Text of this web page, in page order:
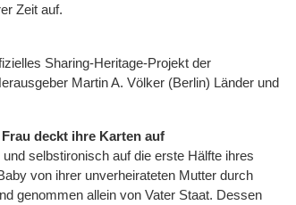
Zeit auf.
Sharing-Heritage-Projekt der
Martin A. Völker (Berlin) Länder und
deckt ihre Karten auf
selbstironisch auf die erste Hälfte ihres
von ihrer unverheirateten Mutter durch
genommen allein von Vater Staat. Dessen